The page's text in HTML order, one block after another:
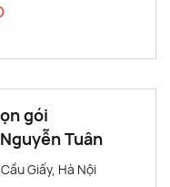
gói
Tuân
Giấy, Hà Nội